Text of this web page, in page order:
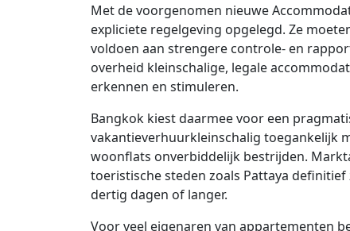
Met de voorgenomen nieuwe
expliciete regelgeving opgelegd. Ze
voldoen aan strengere controle- en
overheid kleinschalige, legale
erkennen en stimuleren.
Bangkok kiest daarmee voor een
vakantieverhuurkleinschalig toegankelijk
woonflats onverbiddelijk bestrijden.
toeristische steden zoals Pattaya
dertig dagen of langer.
Voor veel eigenaren van appartementen